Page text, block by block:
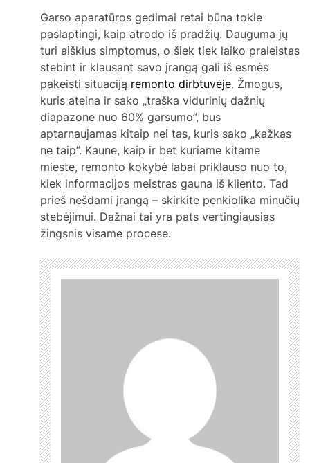
Garso aparatūros gedimai retai būna tokie
paslaptingi, kaip atrodo iš pradžių. Dauguma jų
turi aiškius simptomus, o šiek tiek laiko praleistas
stebint ir klausant savo įrangą gali iš esmės
pakeisti situaciją remonto dirbtuvėje. Žmogus,
kuris ateina ir sako „traška vidurinių dažnių
diapazone nuo 60% garsumo”, bus
aptarnaujamas kitaip nei tas, kuris sako „kažkas
ne taip”. Kaune, kaip ir bet kuriame kitame
mieste, remonto kokybė labai priklauso nuo to,
kiek informacijos meistras gauna iš kliento. Tad
prieš nešdami įrangą – skirkite penkiolika minučių
stebėjimui. Dažnai tai yra pats vertingiausias
žingsnis visame procese.